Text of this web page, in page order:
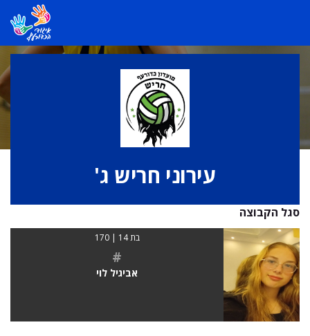
עירוני חריש ג'
סגל הקבוצה
בת 14 | 170
#
אביגיל לוי